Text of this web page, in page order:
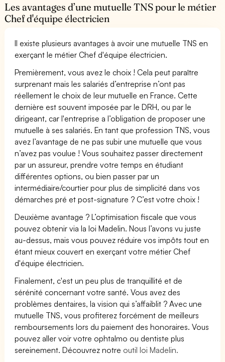
Les avantages d’une mutuelle TNS pour le métier
Chef d'équipe électricien
Il existe plusieurs avantages à avoir une mutuelle TNS en
exerçant le métier Chef d'équipe électricien.
Premièrement, vous avez le choix ! Cela peut paraître
surprenant mais les salariés d’entreprise n’ont pas
réellement le choix de leur mutuelle en France. Cette
dernière est souvent imposée par le DRH, ou par le
dirigeant, car l'entreprise a l’obligation de proposer une
mutuelle à ses salariés. En tant que profession TNS, vous
avez l’avantage de ne pas subir une mutuelle que vous
n’avez pas voulue ! Vous souhaitez passer directement
par un assureur, prendre votre temps en étudiant
différentes options, ou bien passer par un
intermédiaire/courtier pour plus de simplicité dans vos
démarches pré et post-signature ? C’est votre choix !
Deuxième avantage ? L’optimisation fiscale que vous
pouvez obtenir via la loi Madelin. Nous l’avons vu juste
au-dessus, mais vous pouvez réduire vos impôts tout en
étant mieux couvert en exerçant votre métier Chef
d'équipe électricien.
Finalement, c'est un peu plus de tranquillité et de
sérénité concernant votre santé. Vous avez des
problèmes dentaires, la vision qui s’affaiblit ? Avec une
mutuelle TNS, vous profiterez forcément de meilleurs
remboursements lors du paiement des honoraires. Vous
pouvez aller voir votre ophtalmo ou dentiste plus
sereinement. Découvrez notre outil loi Madelin.